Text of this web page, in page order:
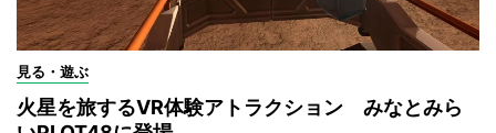
見る・遊ぶ
火星を旅するVR体験アトラクション みなとみら